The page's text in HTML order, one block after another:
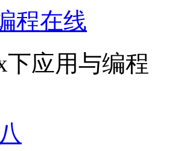
程在线
应用与编程